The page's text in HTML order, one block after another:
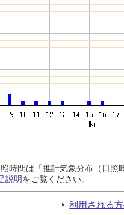
時間は「推計気象分布（日
説明をご覧ください。
利用される